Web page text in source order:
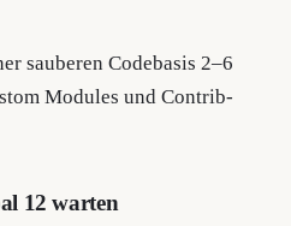
sauberen Codebasis 2–6
Modules und Contrib-
12 warten